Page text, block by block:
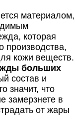
материалом,
которая
производства,
кожи веществ.
больших
состав и
значит, что
замерзнете в
от жары